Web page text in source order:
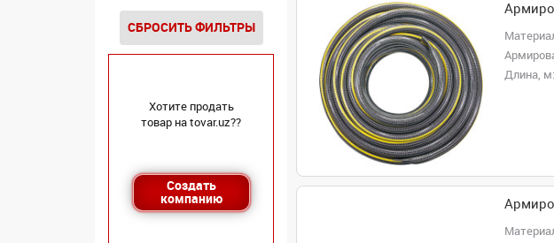
СБРОСИТЬ ФИЛЬТРЫ
Хотите продать
товар на tovar.uz??
Создать
компанию
Длина, м: